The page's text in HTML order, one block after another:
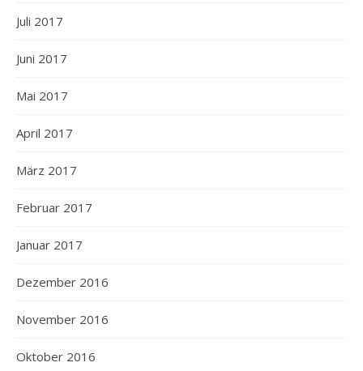
Juli 2017
Juni 2017
Mai 2017
April 2017
März 2017
Februar 2017
Januar 2017
Dezember 2016
November 2016
Oktober 2016